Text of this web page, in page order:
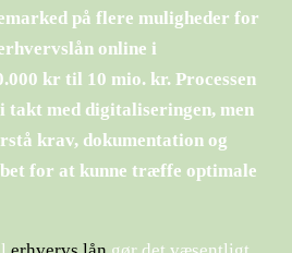
på flere muligheder for
online i
kr til 10 mio. kr. Processen
med digitaliseringen, men
krav, dokumentation og
for at kunne træffe optimale